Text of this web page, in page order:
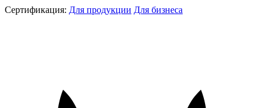
Сертификация: Для продукции Для бизнеса